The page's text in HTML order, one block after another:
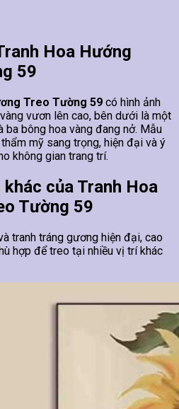
Hoa Hướng
59
Treo Tường 59 có hình ảnh
vươn lên cao, bên dưới là một
ba bông hoa vàng đang nở. Mẫu
mỹ sang trọng, hiện đại và ý
không gian trang trí.
của Tranh Hoa
Tường 59
tranh tráng gương hiện đại, cao
hợp để treo tại nhiều vị trí khác